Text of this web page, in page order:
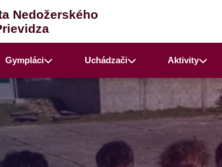
Nedožerského
Gympláci Uchádzači Aktivity